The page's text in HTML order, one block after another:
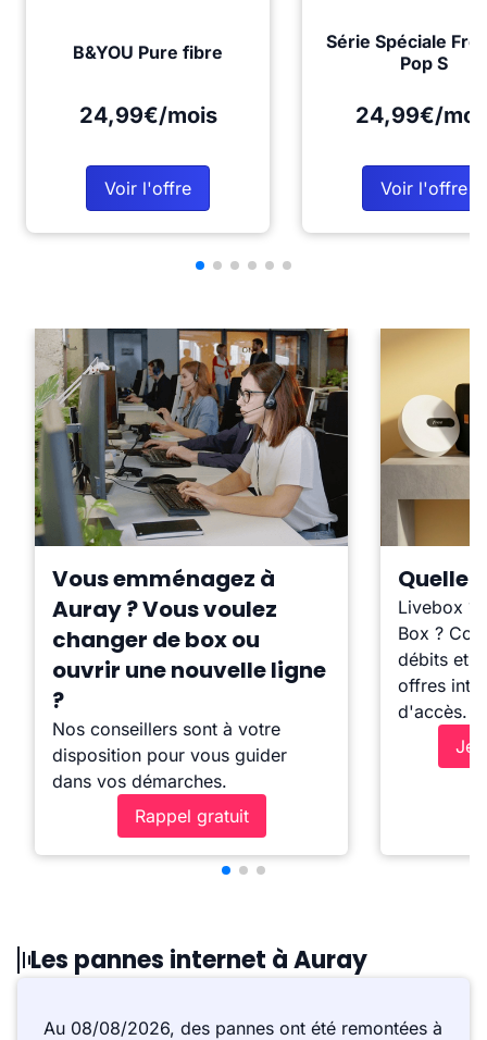
B&YOU Pure fibre
24,99€/mois
Voir l'offre
Série Spéciale
Pop S
24,99€/
Voir l'offre
Vous emménagez à
Auray ? Vous voulez
changer de box ou
ouvrir une nouvelle ligne
?
Nos conseillers sont à votre
disposition pour vous guider
dans vos démarches.
Rappel gratuit
Quelle
Livebox ?
Box ?
débits et
offres
d'accès.
Je
Les pannes internet à Auray
Au 08/08/2026, des pannes ont été remontées à